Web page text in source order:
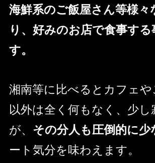
海鮮系のご飯屋さん等様々
り、好みのお店で食事する
す。
湘南等に比べるとカフェや
以外は全く何もなく、少し
が、 その分人も圧倒的に少
ート気分を味わえます。